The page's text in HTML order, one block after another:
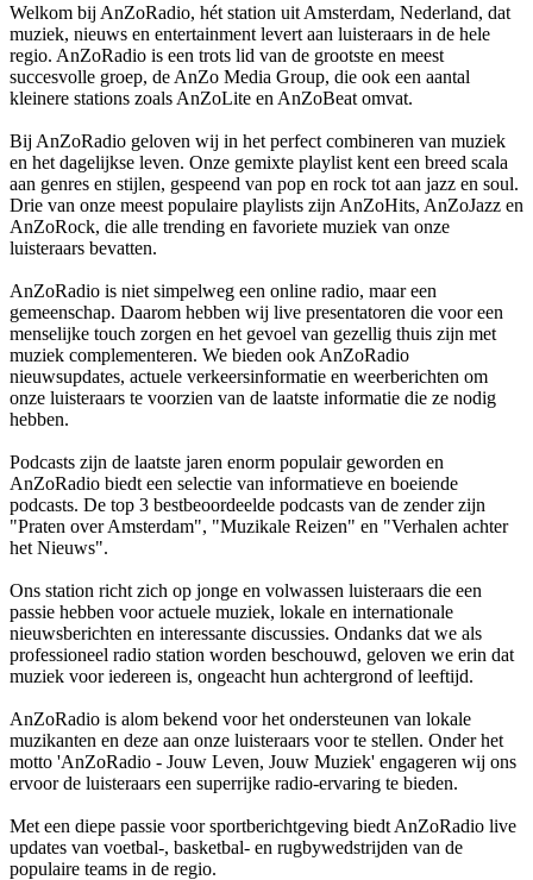
Welkom bij AnZoRadio, hét station uit Amsterdam, Nederland, dat
muziek, nieuws en entertainment levert aan luisteraars in de hele
regio. AnZoRadio is een trots lid van de grootste en meest
succesvolle groep, de AnZo Media Group, die ook een aantal
kleinere stations zoals AnZoLite en AnZoBeat omvat.
Bij AnZoRadio geloven wij in het perfect combineren van muziek
en het dagelijkse leven. Onze gemixte playlist kent een breed scala
aan genres en stijlen, gespeend van pop en rock tot aan jazz en soul.
Drie van onze meest populaire playlists zijn AnZoHits, AnZoJazz en
AnZoRock, die alle trending en favoriete muziek van onze
luisteraars bevatten.
AnZoRadio is niet simpelweg een online radio, maar een
gemeenschap. Daarom hebben wij live presentatoren die voor een
menselijke touch zorgen en het gevoel van gezellig thuis zijn met
muziek complementeren. We bieden ook AnZoRadio
nieuwsupdates, actuele verkeersinformatie en weerberichten om
onze luisteraars te voorzien van de laatste informatie die ze nodig
hebben.
Podcasts zijn de laatste jaren enorm populair geworden en
AnZoRadio biedt een selectie van informatieve en boeiende
podcasts. De top 3 bestbeoordeelde podcasts van de zender zijn
"Praten over Amsterdam", "Muzikale Reizen" en "Verhalen achter
het Nieuws".
Ons station richt zich op jonge en volwassen luisteraars die een
passie hebben voor actuele muziek, lokale en internationale
nieuwsberichten en interessante discussies. Ondanks dat we als
professioneel radio station worden beschouwd, geloven we erin dat
muziek voor iedereen is, ongeacht hun achtergrond of leeftijd.
AnZoRadio is alom bekend voor het ondersteunen van lokale
muzikanten en deze aan onze luisteraars voor te stellen. Onder het
motto 'AnZoRadio - Jouw Leven, Jouw Muziek' engageren wij ons
ervoor de luisteraars een superrijke radio-ervaring te bieden.
Met een diepe passie voor sportberichtgeving biedt AnZoRadio live
updates van voetbal-, basketbal- en rugbywedstrijden van de
populaire teams in de regio.